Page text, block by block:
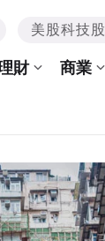
美股科技股
財 商業